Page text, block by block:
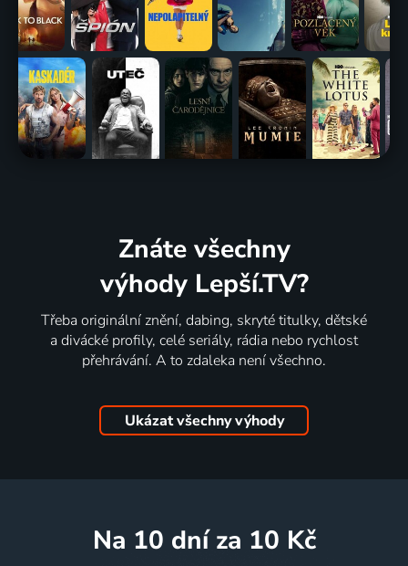
Znáte všechny
výhody Lepší.TV?
Třeba originální znění, dabing, skryté titulky, dětské
a divácké profily, celé seriály, rádia nebo rychlost
přehrávání. A to zdaleka není všechno.
Ukázat všechny výhody
na 10 dní za 10 Kč